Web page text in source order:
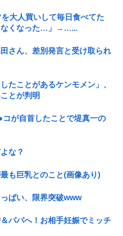
大人買いして毎日食べてた
なくなった…」→…...
さん、差別発言と受け取られ
たことがあるケンモメン」、
とが判明
が自首したことで堤真一の
な？
も巨乳とのこと(画像あり)
ぱい、限界突破www
パパへ！お相手妊娠でミッチ